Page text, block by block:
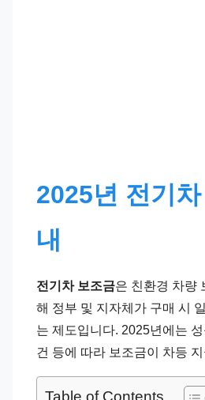
2025년 전기
내
전기차 보조금은 친환경 차량
해 정부 및 지자체가 구매 시
는 제도입니다. 2025년에는
건 등에 따라 보조금이 차등